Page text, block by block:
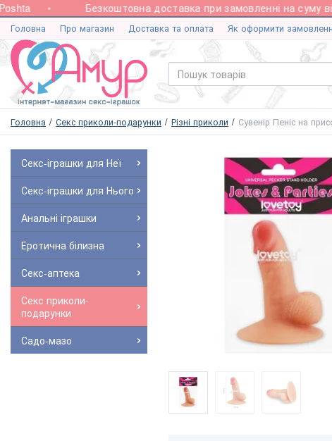
Безкоштовна доставка при замовленні на суму від
Головна Про магазин Доставка та оплата Як оформити
Головна Секс приколи-подарунки Різні приколи Сувенір Пеніс на
Секс-іграшки для Неї
Секс-іграшки для Нього
Анальні іграшки
Еротична білизна
Секс-аптека
Секс приколи-
подарунки
Садо-мазо